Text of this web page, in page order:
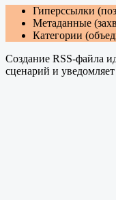
Гиперссылки
Метаданные
Категории
Создание RSS-файла
сценарий и